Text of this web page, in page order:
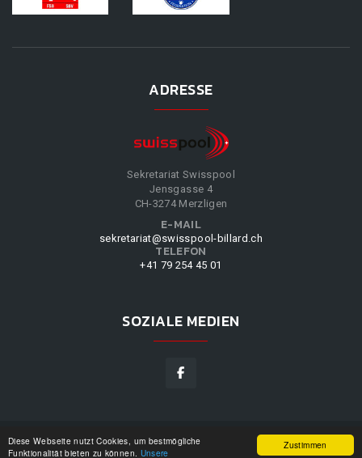
Zustimmen
Diese Webseite nutzt Cookies, um bestmögliche
Funktionalität bieten zu können. Unsere
ADRESSE
Sekretariat Swisspool
Jensgasse 4
CH-3274 Merzligen
E-MAIL
sekretariat@swisspool-billard.ch
TELEFON
+41 79 254 45 01
SOZIALE MEDIEN
SWISSPOOL©2026|DESIGN BY
UNSERE